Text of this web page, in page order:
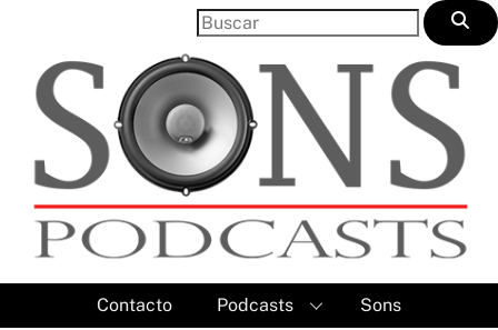
content
Contacto Podcasts Sons